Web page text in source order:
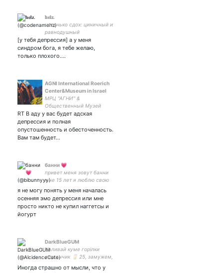
𝐡𝐞𝐥𝐳.
четенько сдох: циничный и
равнодушный
наблюдатель. мне похуй на
то, что мне похуй. держим
район на пару с
[у тебя депрессия] а у меня
синдром бога, я тебе желаю,
только плохого.…
AGNI International Roerich
Center&Museum in Israel
МРЦ "АГНИ" &
Общественный Музей
Рериха в Израиле
Руководитель Белла
Розенблат
RT В аду у вас будет адская
депрессия и полная
опустошенность и обесточенность.
Вам там будет…
банни 💗
привет меня зовут банни
мне 15 лет я люблю свою
ээээээ и намджуна!!!!
я не могу понять у меня началась
осенняя эмо депрессия или мне
просто никто не купил наггетсы и
йогурт
DarkBlueGUM
Наливай куме горілки
стаканчик 🥛 25, замужем,
сериалы. Обожаю тупые
Иногда страшно от мысли, что у